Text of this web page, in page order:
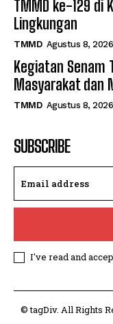
TMMD ke-129 di
Lingkungan
TMMD Agustus 8, 2026
Kegiatan Senam
Masyarakat dan
TMMD Agustus 8, 2026
SUBSCRIBE
I've read and
© tagDiv. All Rights